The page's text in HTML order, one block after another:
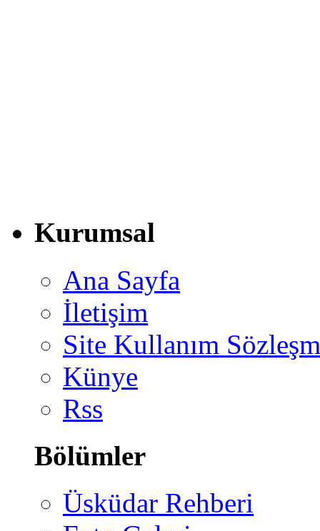
Kurumsal
Ana Sayfa
İletişim
Site Kullanım
Künye
Rss
Bölümler
Üsküdar Rehberi